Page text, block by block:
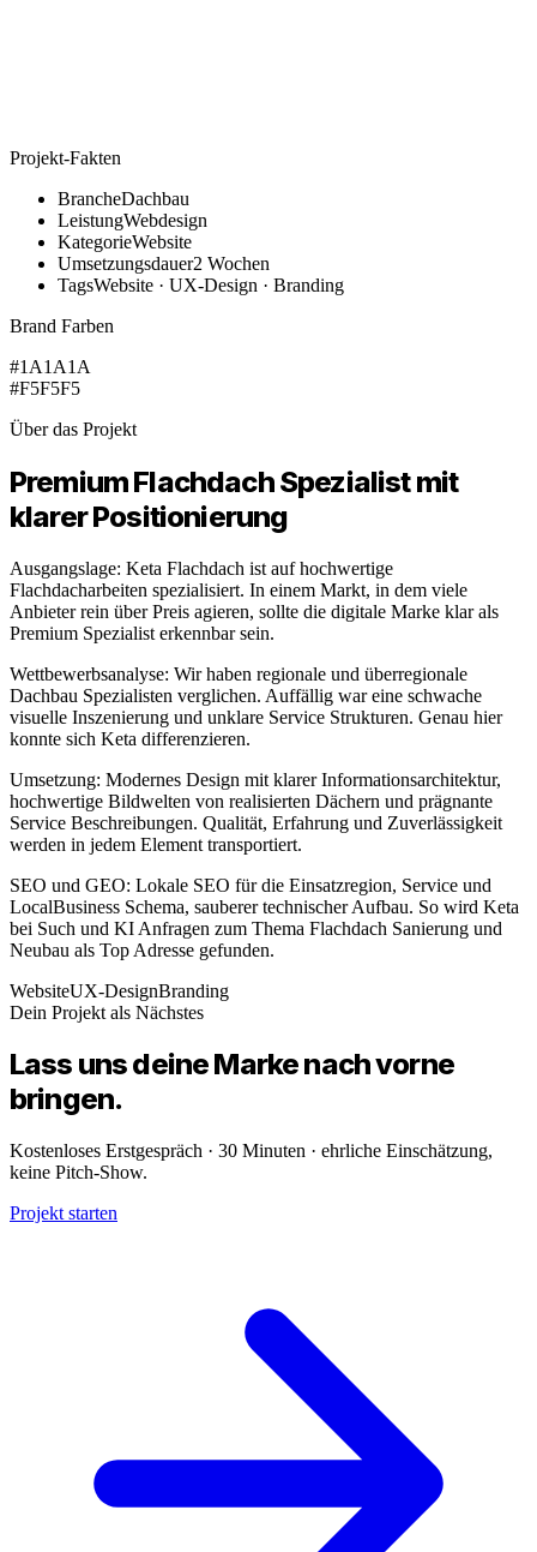
Projekt-Fakten
BrancheDachbau
LeistungWebdesign
KategorieWebsite
Umsetzungsdauer2 Wochen
TagsWebsite · UX-Design · Branding
Brand Farben
#1A1A1A
#F5F5F5
Über das Projekt
Premium Flachdach Spezialist mit
klarer Positionierung
Ausgangslage: Keta Flachdach ist auf hochwertige
Flachdacharbeiten spezialisiert. In einem Markt, in dem viele
Anbieter rein über Preis agieren, sollte die digitale Marke klar als
Premium Spezialist erkennbar sein.
Wettbewerbsanalyse: Wir haben regionale und überregionale
Dachbau Spezialisten verglichen. Auffällig war eine schwache
visuelle Inszenierung und unklare Service Strukturen. Genau hier
konnte sich Keta differenzieren.
Umsetzung: Modernes Design mit klarer Informationsarchitektur,
hochwertige Bildwelten von realisierten Dächern und prägnante
Service Beschreibungen. Qualität, Erfahrung und Zuverlässigkeit
werden in jedem Element transportiert.
SEO und GEO: Lokale SEO für die Einsatzregion, Service und
LocalBusiness Schema, sauberer technischer Aufbau. So wird Keta
bei Such und KI Anfragen zum Thema Flachdach Sanierung und
Neubau als Top Adresse gefunden.
WebsiteUX-DesignBranding
Dein Projekt als Nächstes
Lass uns deineMarkenach vorne
bringen.
Kostenloses Erstgespräch · 30 Minuten · ehrliche Einschätzung,
keine Pitch-Show.
Projekt starten